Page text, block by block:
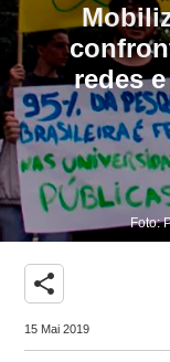
redes
Foto:
share
15 Mai 2019